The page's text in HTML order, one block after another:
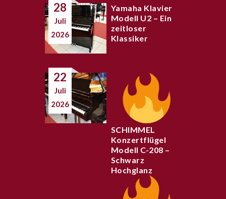
28
Juli
2026
Yamaha Klavier
Modell U2 – Ein
zeitloser
Klassiker
22
Juli
2026
SCHIMMEL
Konzertflügel
Modell C-208 –
Schwarz
Hochglanz